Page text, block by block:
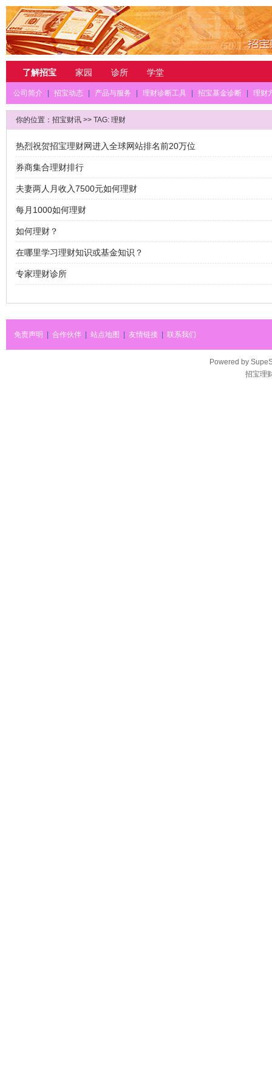
了解招宝 家园 诊所 学堂
公司简介 招宝动态 产品与服务 理财诊断工具 招宝基金诊断 理财
你的位置： 招宝财讯 >> TAG: 理财
热烈祝贺招宝理财网进入全球网站排名前20万位
券商集合理财排行
夫妻两人月收入7500元如何理财
每月1000如何理财
如何理财？
在哪里学习理财知识或基金知识？
专家理财诊所
免责声明 合作伙伴 站点地图 友情链接 联系我们
Powered by
招宝理